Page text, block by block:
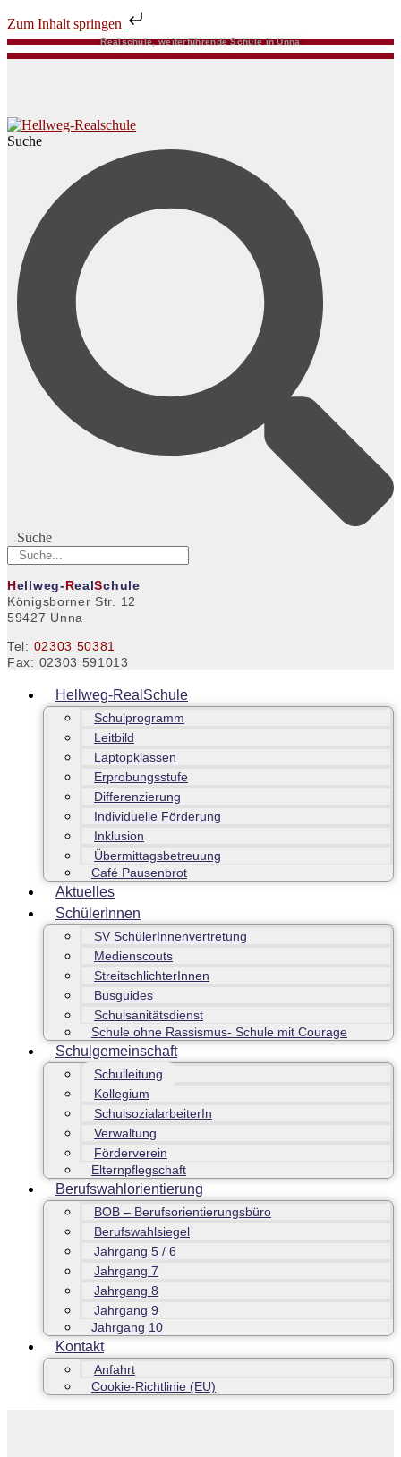
Zum Inhalt springen
Realschule, weiterführende Schule in Unna
Suche
Suche
Hellweg-RealSchule
Königsborner Str. 12
59427 Unna
Tel: 02303 50381
Fax: 02303 591013
Hellweg-RealSchule
Schulprogramm
Leitbild
Laptopklassen
Erprobungsstufe
Differenzierung
Individuelle Förderung
Inklusion
Übermittagsbetreuung
Café Pausenbrot
Aktuelles
SchülerInnen
SV SchülerInnenvertretung
Medienscouts
StreitschlichterInnen
Busguides
Schulsanitätsdienst
Schule ohne Rassismus- Schule mit Courage
Schulgemeinschaft
Schulleitung
Kollegium
SchulsozialarbeiterIn
Verwaltung
Förderverein
Elternpflegschaft
Berufswahlorientierung
BOB – Berufsorientierungsbüro
Berufswahlsiegel
Jahrgang 5 / 6
Jahrgang 7
Jahrgang 8
Jahrgang 9
Jahrgang 10
Kontakt
Anfahrt
Cookie-Richtlinie (EU)